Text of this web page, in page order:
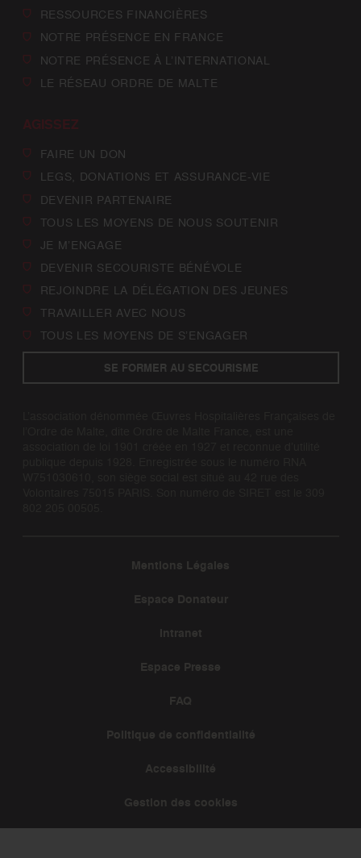
RESSOURCES FINANCIÈRES
NOTRE PRÉSENCE EN FRANCE
NOTRE PRÉSENCE À L’INTERNATIONAL
LE RÉSEAU ORDRE DE MALTE
AGISSEZ
FAIRE UN DON
LEGS, DONATIONS ET ASSURANCE-VIE
DEVENIR PARTENAIRE
TOUS LES MOYENS DE NOUS SOUTENIR
JE M’ENGAGE
DEVENIR SECOURISTE BÉNÉVOLE
REJOINDRE LA DÉLÉGATION DES JEUNES
TRAVAILLER AVEC NOUS
TOUS LES MOYENS DE S’ENGAGER
SE FORMER AU SECOURISME
Mentions Légales
Espace Donateur
Intranet
Espace Presse
FAQ
Politique de confidentialité
Accessibilité
Gestion des cookies